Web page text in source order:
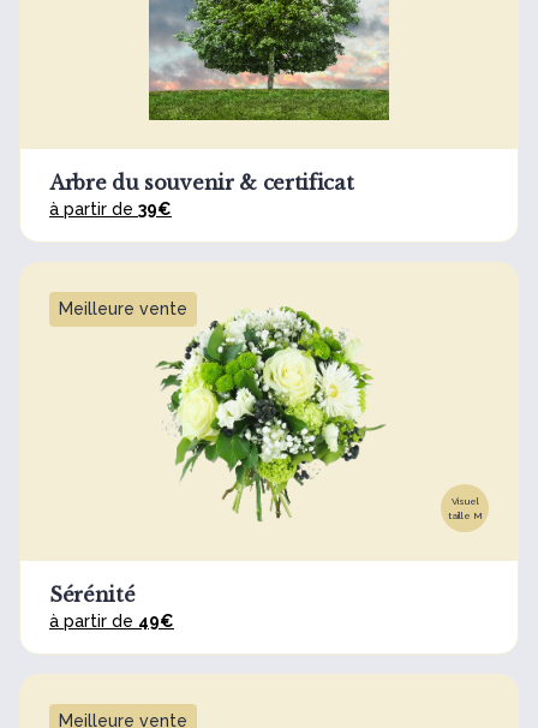
Arbre du souvenir & certificat
à partir de 39€
Meilleure vente
Visuel
taille M
Sérénité
à partir de 49€
Meilleure vente